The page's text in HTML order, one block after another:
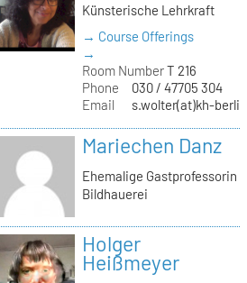
Künsterische Lehrkraft
→ Course Offerings
→
Room NumberT 216
Phone
030 / 47705 304
Email
s.wolter(at)kh-
Mariechen Danz
Ehemalige Gastprofessorin
Bildhauerei
Holger
Heißmeyer